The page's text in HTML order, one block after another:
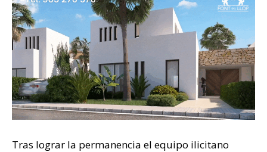
Tras lograr la permanencia el equipo ilicitano